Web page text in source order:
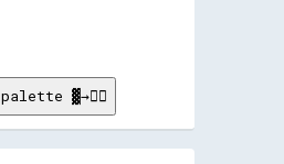
▓→✊🏽